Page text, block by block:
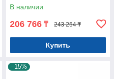
В наличии
206 766 ₸ 243 254 ₸
Купить
–15%